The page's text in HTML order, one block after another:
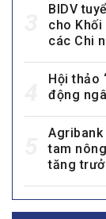
BIDV
cho Khối
các Chi
Hội thảo
động
tam
tăng